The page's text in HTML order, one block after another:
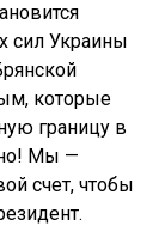
сил Украины
которые
границу в
Мы —
счет, чтобы